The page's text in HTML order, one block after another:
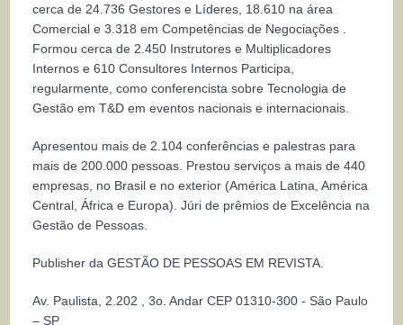
cerca de 24.736 Gestores e Líderes, 18.610 na área
Comercial e 3.318 em Competências de Negociações .
Formou cerca de 2.450 Instrutores e Multiplicadores
Internos e 610 Consultores Internos Participa,
regularmente, como conferencista sobre Tecnologia de
Gestão em T&D em eventos nacionais e internacionais.
Apresentou mais de 2.104 conferências e palestras para
mais de 200.000 pessoas. Prestou serviços a mais de 440
empresas, no Brasil e no exterior (América Latina, América
Central, África e Europa). Júri de prêmios de Excelência na
Gestão de Pessoas.
Publisher da GESTÃO DE PESSOAS EM REVISTA.
Av. Paulista, 2.202 , 3o. Andar CEP 01310-300 - São Paulo
– SP